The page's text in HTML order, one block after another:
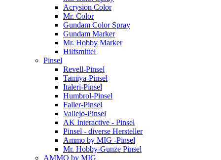
Acrysion Color
Mr. Color
Gundam Color Spray
Gundam Marker
Mr. Hobby Marker
Hilfsmittel
Pinsel
Revell-Pinsel
Tamiya-Pinsel
Italeri-Pinsel
Humbrol-Pinsel
Faller-Pinsel
Vallejo-Pinsel
AK Interactive - Pinsel
Pinsel - diverse Hersteller
Ammo by MIG -Pinsel
Mr. Hobby-Gunze Pinsel
AMMO by MIG